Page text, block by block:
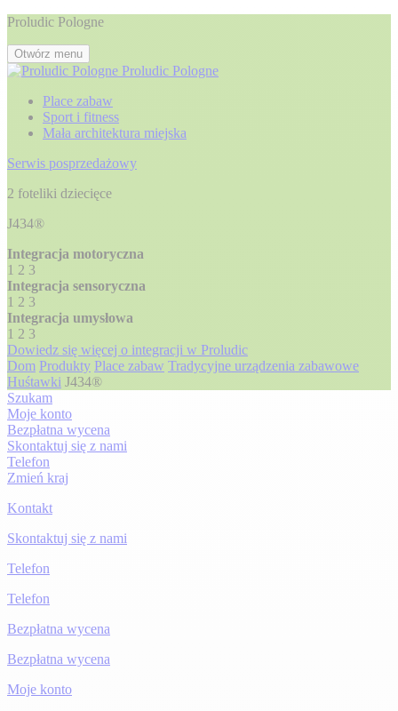
Proludic Pologne
Otwórz menu
Proludic Pologne
Place zabaw
Sport i fitness
Mała architektura miejska
Serwis posprzedażowy
2 foteliki dziecięce
J434®
Integracja motoryczna
1 2 3
Integracja sensoryczna
1 2 3
Integracja umysłowa
1 2 3
Dowiedz się więcej o integracji w Proludic
Dom Produkty Place zabaw Tradycyjne urządzenia zabawowe
Huśtawki J434®
Szukam
Moje konto
Bezpłatna wycena
Skontaktuj się z nami
Telefon
Zmień kraj
Kontakt
Skontaktuj się z nami
Telefon
Telefon
Bezpłatna wycena
Bezpłatna wycena
Moje konto